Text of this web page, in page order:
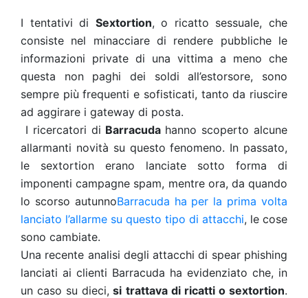
I tentativi di Sextortion, o ricatto sessuale, che
consiste nel minacciare di rendere pubbliche le
informazioni private di una vittima a meno che
questa non paghi dei soldi all’estorsore, sono
sempre più frequenti e sofisticati, tanto da riuscire
ad aggirare i gateway di posta.
I ricercatori di Barracuda hanno scoperto alcune
allarmanti novità su questo fenomeno. In passato,
le sextortion erano lanciate sotto forma di
imponenti campagne spam, mentre ora, da quando
lo scorso autunnoBarracuda ha per la prima volta
lanciato l’allarme su questo tipo di attacchi, le cose
sono cambiate.
Una recente analisi degli attacchi di spear phishing
lanciati ai clienti Barracuda ha evidenziato che, in
un caso su dieci, si trattava di ricatti o sextortion.